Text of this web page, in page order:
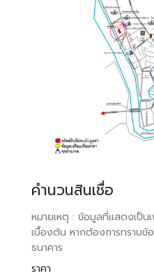
คำนวนสินเชื่อ
หมายเหตุ : ข้อมูลที่แสดงเป็น
เบื้องต้น หากต้องการทราบ
ธนาคาร
ราคา